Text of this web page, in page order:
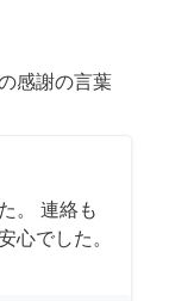
感謝の言葉
。 連絡も
心でした。